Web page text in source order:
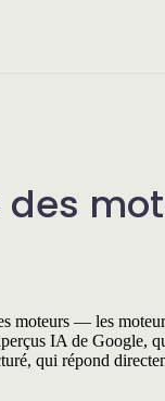
des
moteurs — les
IA de Google,
qui répond